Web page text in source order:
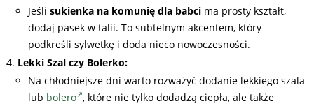
Jeśli sukienka na komunię dla babci ma prosty kształt,
dodaj pasek w talii. To subtelnym akcentem, który
podkreśli sylwetkę i doda nieco nowoczesności.
Lekki Szal czy Bolerko:
Na chłodniejsze dni warto rozważyć dodanie lekkiego szala
lub bolero , które nie tylko dodadzą ciepła, ale także